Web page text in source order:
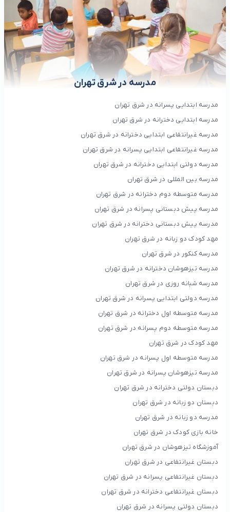
مدرسه در شرق تهران
مدرسه ابتدایی پسرانه در شرق تهران
مدرسه ابتدایی دخترانه در شرق تهران
مدرسه غیرانتفاعی ابتدایی دخترانه در شرق تهران
مدرسه غیرانتفاعی ابتدایی پسرانه در شرق تهران
مدرسه دولتی ابتدایی دخترانه در شرق تهران
مدرسه بین المللی در شرق تهران
مدرسه متوسطه دوم دخترانه در شرق تهران
مدرسه پیش دبستانی پسرانه در شرق تهران
مدرسه پیش دبستانی دخترانه در شرق تهران
مهد کودک دو زبانه در شرق تهران
مدرسه کنکور در شرق تهران
مدرسه تیزهوشان دخترانه در شرق تهران
مدرسه شبانه روزی در شرق تهران
مدرسه دولتی ابتدایی پسرانه در شرق تهران
مدرسه متوسطه اول دخترانه در شرق تهران
مدرسه متوسطه دوم پسرانه در شرق تهران
مهد کودک در شرق تهران
مدرسه متوسطه اول پسرانه در شرق تهران
مدرسه تیزهوشان پسرانه در شرق تهران
دبستان دولتی دخترانه در شرق تهران
دبستان دو زبانه در شرق تهران
مدرسه دو زبانه در شرق تهران
خانه بازی کودک در شرق تهران
آموزشگاه تیزهوشان در شرق تهران
دبستان غیرانتفاعی در شرق تهران
دبستان غیرانتفاعی پسرانه در شرق تهران
دبستان غیرانتفاعی دخترانه در شرق تهران
دبستان دولتی پسرانه در شرق تهران